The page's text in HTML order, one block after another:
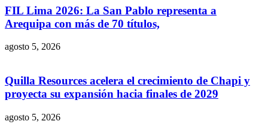
FIL Lima 2026: La San Pablo representa a
Arequipa con más de 70 títulos,
agosto 5, 2026
Quilla Resources acelera el crecimiento de Chapi y
proyecta su expansión hacia finales de 2029
agosto 5, 2026